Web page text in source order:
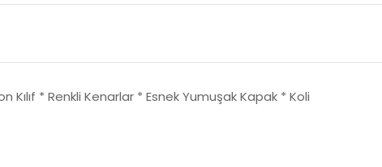
Kılıf * Renkli Kenarlar * Esnek Yumuşak Kapak * Koli